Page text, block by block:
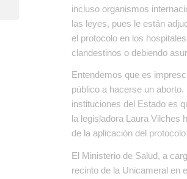
incluso organismos
las leyes, pues le están
el protocolo en los
clandestinos o debiendo
Entendemos que es
público a hacerse un
instituciones del Estado es
la legisladora Laura Vilches
de la aplicación del
El Ministerio de Salud, a
recinto de la Unicameral en